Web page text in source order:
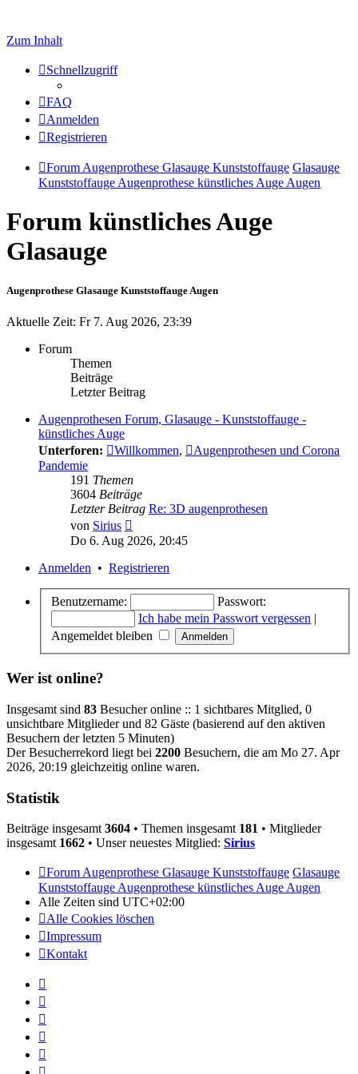
Zum Inhalt
Schnellzugriff
FAQ
Anmelden
Registrieren
Forum Augenprothese Glasauge Kunststoffauge Glasauge
Kunststoffauge Augenprothese künstliches Auge Augen
Forum künstliches Auge
Glasauge
Augenprothese Glasauge Kunststoffauge Augen
Aktuelle Zeit: Fr 7. Aug 2026, 23:39
Forum
Themen
Beiträge
Letzter Beitrag
Augenprothesen Forum, Glasauge - Kunststoffauge -
künstliches Auge
Unterforen:
Willkommen,
Augenprothesen und Corona
Pandemie
191 Themen
3604 Beiträge
Letzter Beitrag Re: 3D augenprothesen
von Sirius
Beitrag
Do 6. Aug 2026, 20:45
Anmelden • Registrieren
Benutzername:
Passwort:
Ich habe mein Passwort vergessen |
Angemeldet bleiben
Wer ist online?
Insgesamt sind 83 Besucher online :: 1 sichtbares Mitglied, 0
unsichtbare Mitglieder und 82 Gäste (basierend auf den aktiven
Besuchern der letzten 5 Minuten)
Der Besucherrekord liegt bei 2200 Besuchern, die am Mo 27. Apr
2026, 20:19 gleichzeitig online waren.
Statistik
Beiträge insgesamt 3604 • Themen insgesamt 181 • Mitglieder
insgesamt 1662 • Unser neuestes Mitglied: Sirius
Forum Augenprothese Glasauge Kunststoffauge Glasauge
Kunststoffauge Augenprothese künstliches Auge Augen
Alle Zeiten sind UTC+02:00
Alle Cookies löschen
Impressum
Kontakt